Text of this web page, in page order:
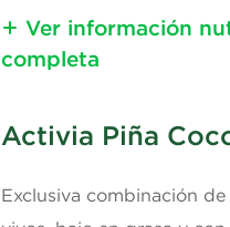
Ver información
completa
Proteínas
Activia Piña
Exclusiva combinación